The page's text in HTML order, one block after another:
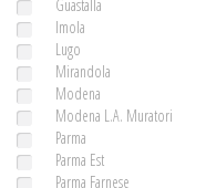
Guastalla
Imola
Lugo
Mirandola
Modena
Modena L.A. Muratori
Parma
Parma Est
Parma Farnese